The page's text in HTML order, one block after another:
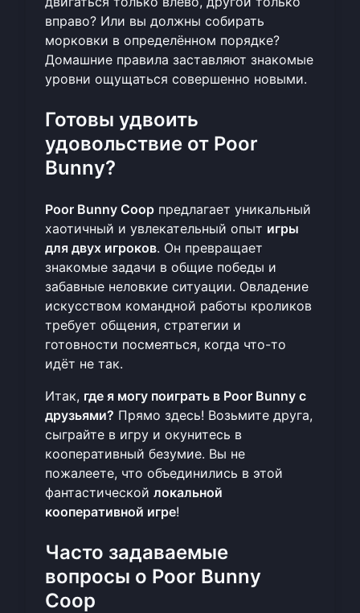
вправо? Или вы должны собирать
морковки в определённом порядке?
Домашние правила заставляют знакомые
уровни ощущаться совершенно новыми.
Готовы удвоить
удовольствие от Poor
Bunny?
Poor Bunny Coop предлагает уникальный
хаотичный и увлекательный опыт игры
для двух игроков. Он превращает
знакомые задачи в общие победы и
забавные неловкие ситуации. Овладение
искусством командной работы кроликов
требует общения, стратегии и
готовности посмеяться, когда что-то
идёт не так.
Итак, где я могу поиграть в Poor Bunny с
друзьями? Прямо здесь! Возьмите друга,
сыграйте в игру и окунитесь в
кооперативный безумие. Вы не
пожалеете, что объединились в этой
фантастической локальной
кооперативной игре!
Часто задаваемые
вопросы о Poor Bunny
Coop